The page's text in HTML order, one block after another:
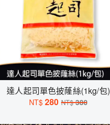
達人起司單色披蕯絲(1kg/包)
NT$ 280 NT$380